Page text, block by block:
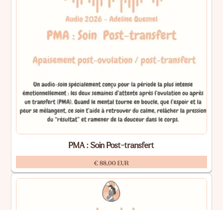
PMA : Soin Post-transfert
€ 88,00 EUR